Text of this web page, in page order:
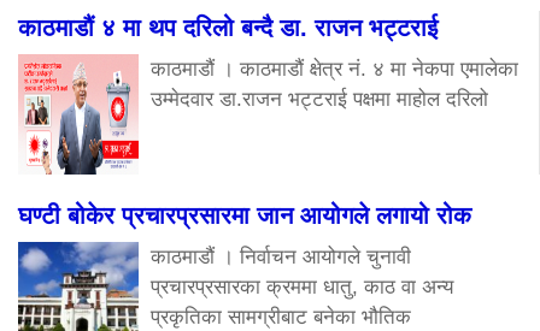
काठमाडौं ४ मा थप दरिलो बन्दै डा. राजन भट्टराई
काठमाडौं । काठमाडौं क्षेत्र नं. ४ मा नेकपा एमालेका
उम्मेदवार डा.राजन भट्टराई पक्षमा माहोल दरिलो
घण्टी बोकेर प्रचारप्रसारमा जान आयोगले लगायो रोक
काठमाडौं । निर्वाचन आयोगले चुनावी
प्रचारप्रसारका क्रममा धातु, काठ वा अन्य
प्रकृतिका सामग्रीबाट बनेका भौतिक